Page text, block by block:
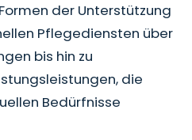
der Unterstützung
Pflegediensten über
bis hin zu
die
Bedürfnisse